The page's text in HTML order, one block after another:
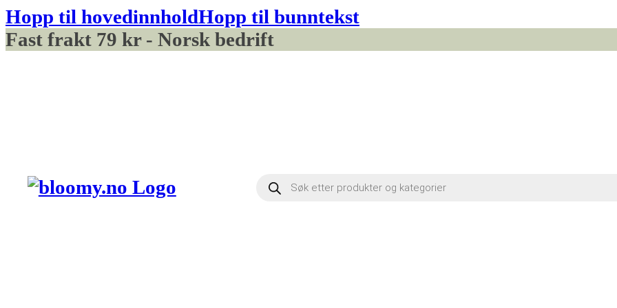
Hopp til hovedinnholdHopp til bunntekst
Fast frakt 79 kr - Norsk bedrift
Products
search